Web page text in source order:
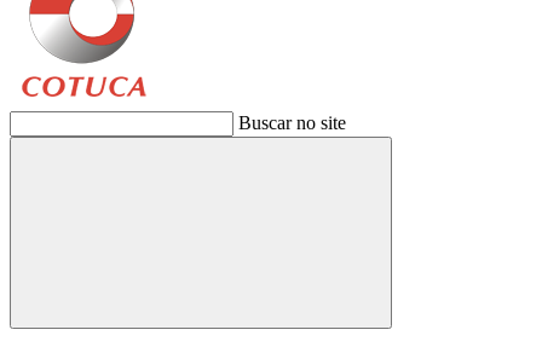
Buscar no site
Buscar